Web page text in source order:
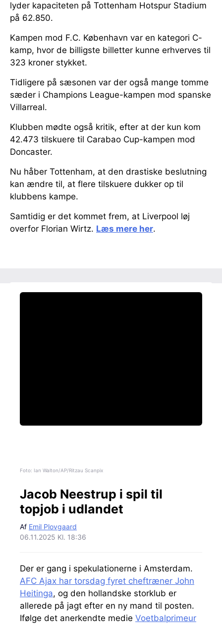
lyder kapaciteten på Tottenham Hotspur Stadium
på 62.850.
Kampen mod F.C. København var en kategori C-
kamp, hvor de billigste billetter kunne erhverves til
323 kroner stykket.
Tidligere på sæsonen var der også mange tomme
sæder i Champions League-kampen mod spanske
Villarreal.
Klubben mødte også kritik, efter at der kun kom
42.473 tilskuere til Carabao Cup-kampen mod
Doncaster.
Nu håber Tottenham, at den drastiske beslutning
kan ændre til, at flere tilskuere dukker op til
klubbens kampe.
Samtidig er det kommet frem, at Liverpool løj
overfor Florian Wirtz. Læs mere her.
Foto: Ian Walton/AP/Ritzau Scanpix
Jacob Neestrup i spil til
topjob i udlandet
Af Emil Plovgaard
06.11.2025 Kl. 18:36
Der er gang i spekulationerne i Amsterdam.
AFC Ajax har torsdag fyret cheftræner John
Heitinga, og den hollandske storklub er
allerede på jagt efter en ny mand til posten.
Ifølge det anerkendte medie Voetbalprimeur